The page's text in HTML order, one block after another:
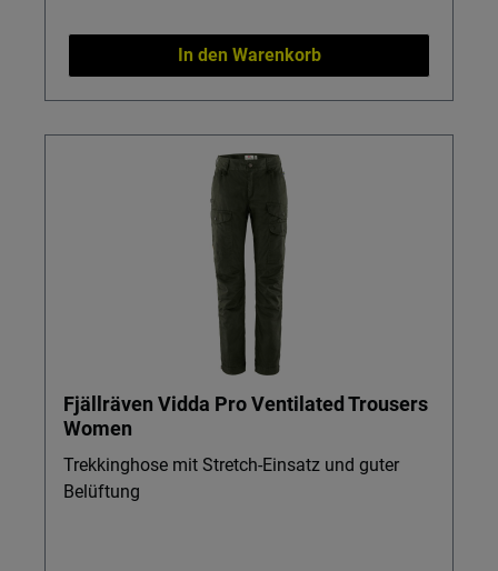
In den Warenkorb
Fjällräven Vidda Pro Ventilated Trousers
Women
Trekkinghose mit Stretch-Einsatz und guter
Belüftung